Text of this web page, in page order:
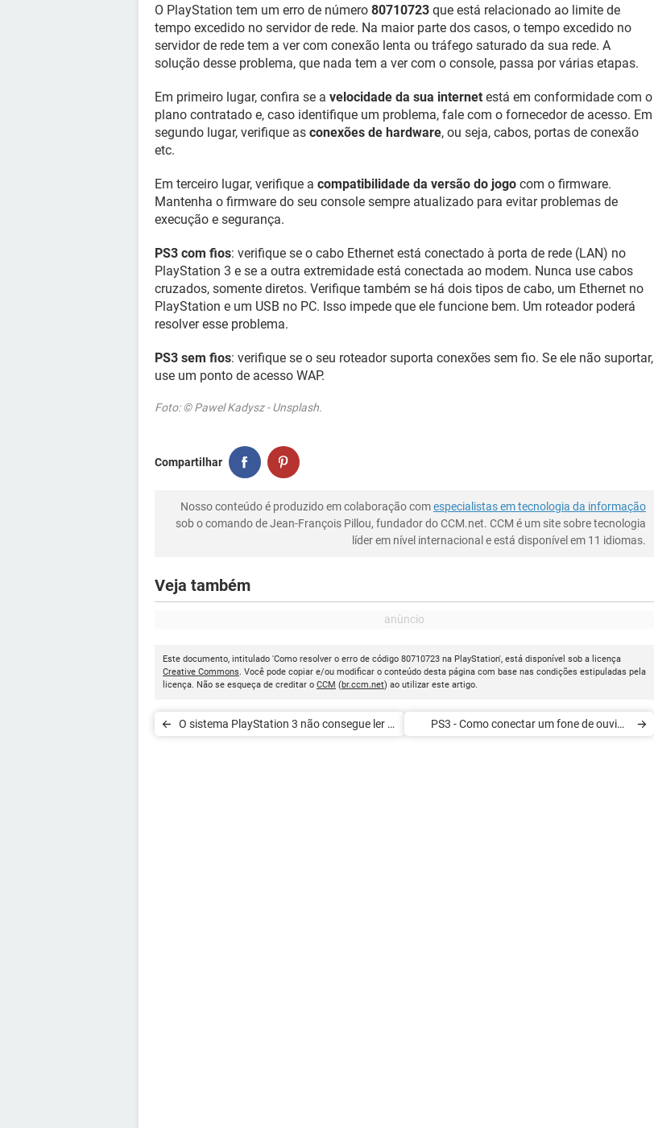
O PlayStation tem um erro de número 80710723 que está relacionado ao limite de
tempo excedido no servidor de rede. Na maior parte dos casos, o tempo excedido no
servidor de rede tem a ver com conexão lenta ou tráfego saturado da sua rede. A
solução desse problema, que nada tem a ver com o console, passa por várias etapas.
Em primeiro lugar, confira se a velocidade da sua internet está em conformidade com o
plano contratado e, caso identifique um problema, fale com o fornecedor de acesso. Em
segundo lugar, verifique as conexões de hardware, ou seja, cabos, portas de conexão
etc.
Em terceiro lugar, verifique a compatibilidade da versão do jogo com o firmware.
Mantenha o firmware do seu console sempre atualizado para evitar problemas de
execução e segurança.
PS3 com fios: verifique se o cabo Ethernet está conectado à porta de rede (LAN) no
PlayStation 3 e se a outra extremidade está conectada ao modem. Nunca use cabos
cruzados, somente diretos. Verifique também se há dois tipos de cabo, um Ethernet no
PlayStation e um USB no PC. Isso impede que ele funcione bem. Um roteador poderá
resolver esse problema.
PS3 sem fios: verifique se o seu roteador suporta conexões sem fio. Se ele não suportar,
use um ponto de acesso WAP.
Foto: © Pawel Kadysz - Unsplash.
Compartilhar
Nosso conteúdo é produzido em colaboração comespecialistas em tecnologia da informação
sob o comando de Jean-François Pillou, fundador do CCM.net. CCM é um site sobre tecnologia
líder em nível internacional e está disponível em 11 idiomas.
Veja também
Este documento, intitulado 'Como resolver o erro de código 80710723 na PlayStation', está disponível sob a licença
Creative Commons. Você pode copiar e/ou modificar o conteúdo desta página com base nas condições estipuladas pela
licença. Não se esqueça de creditar o CCM (br.ccm.net) ao utilizar este artigo.
O sistema PlayStation 3 não consegue ler o
PS3 - Como conectar um fone de ouvido